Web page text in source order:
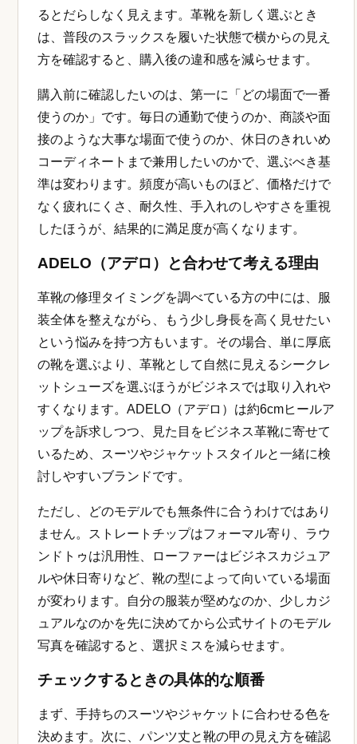
るとだらしなく見えます。革靴を新しく選ぶとき
は、普段のスラックスを履いた状態で横からの見え
方を確認すると、購入後の違和感を減らせます。
購入前に確認したいのは、第一に「どの場面で一番
使うのか」です。毎日の通勤で使うのか、商談や面
接のような大事な場面で使うのか、休日のきれいめ
コーディネートまで兼用したいのかで、選ぶべき基
準は変わります。頻度が高いものほど、価格だけで
なく疲れにくさ、耐久性、手入れのしやすさを重視
したほうが、結果的に満足度が高くなります。
ADELO（アデロ）と合わせて考える理由
革靴の修理タイミングを調べている方の中には、服
装全体を整えながら、もう少し身長を高く見せたい
という悩みを持つ方もいます。その場合、単に厚底
の靴を選ぶより、革靴として自然に見えるシークレ
ットシューズを選ぶほうがビジネスでは取り入れや
すくなります。ADELO（アデロ）は約6cmヒールア
ップを訴求しつつ、見た目をビジネス革靴に寄せて
いるため、スーツやジャケットスタイルと一緒に検
討しやすいブランドです。
ただし、どのモデルでも無条件に合うわけではあり
ません。ストレートチップはフォーマル寄り、ラウ
ンドトゥは汎用性、ローファーはビジネスカジュア
ルや休日寄りなど、靴の型によって向いている場面
が変わります。自分の服装が堅めなのか、少しカジ
ュアルなのかを先に決めてから公式サイトのモデル
写真を確認すると、選択ミスを減らせます。
チェックするときの具体的な順番
まず、手持ちのスーツやジャケットに合わせる色を
決めます。次に、パンツ丈と靴の甲の見え方を確認